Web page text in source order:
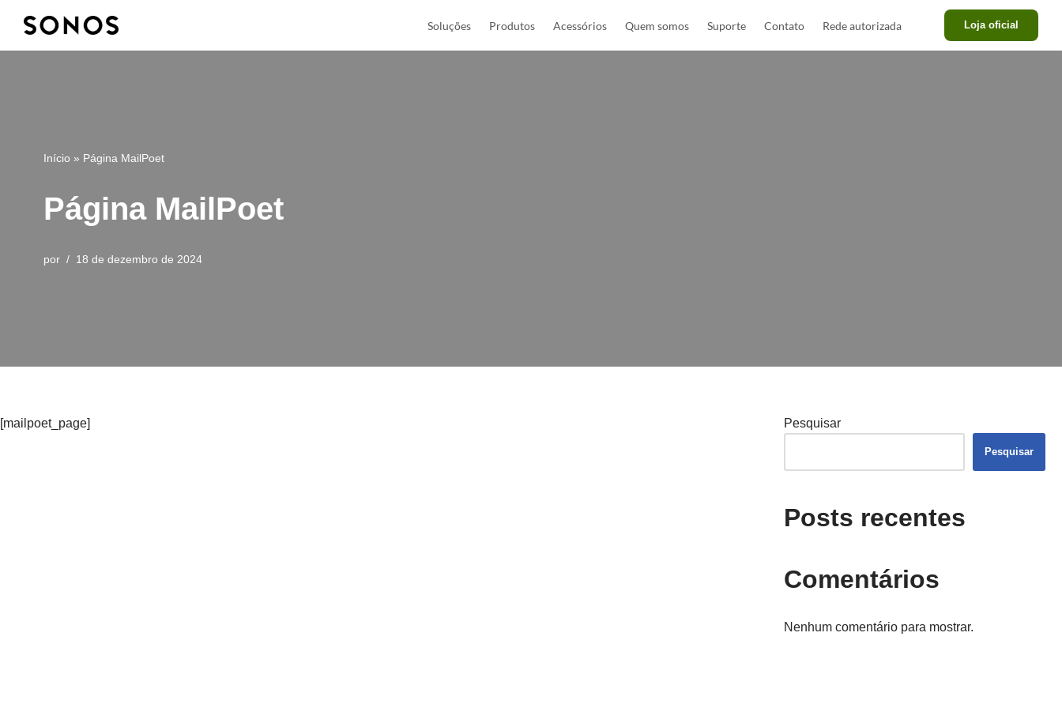
Soluções Produtos Acessórios Quem somos Suporte Contato Rede autorizada Loja oficial
Início » Página MailPoet
Página MailPoet
por 18 de dezembro de 2024
[mailpoet_page] Pesquisar
Pesquisar
Posts recentes
Comentários
Nenhum comentário para mostrar.